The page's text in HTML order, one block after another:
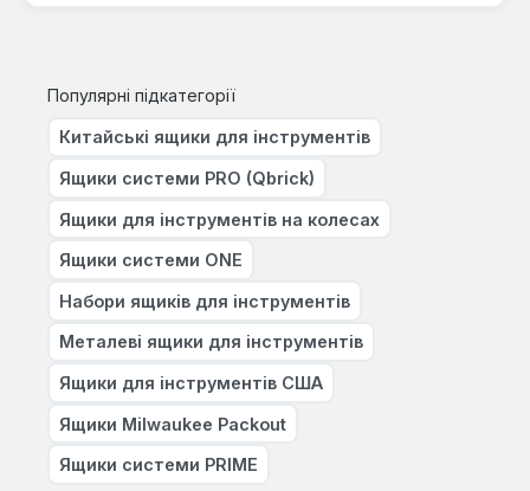
Популярні підкатегорії
Китайські ящики для інструментів
Ящики системи PRO (Qbrick)
Ящики для інструментів на колесах
Ящики системи ONE
Набори ящиків для інструментів
Металеві ящики для інструментів
Ящики для інструментів США
Ящики Milwaukee Packout
Ящики системи PRIME